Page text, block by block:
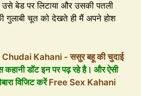
बेड पर लिटाया और उसकी पतली
गुलाबी चूत को देखते ही मैं अपने होश
Kahani - ससुर बहू की चुदाई
कहानी डॉट इन पर पढ़ रहे है। और ऐसी
विजिट करेंFree Sex Kahani